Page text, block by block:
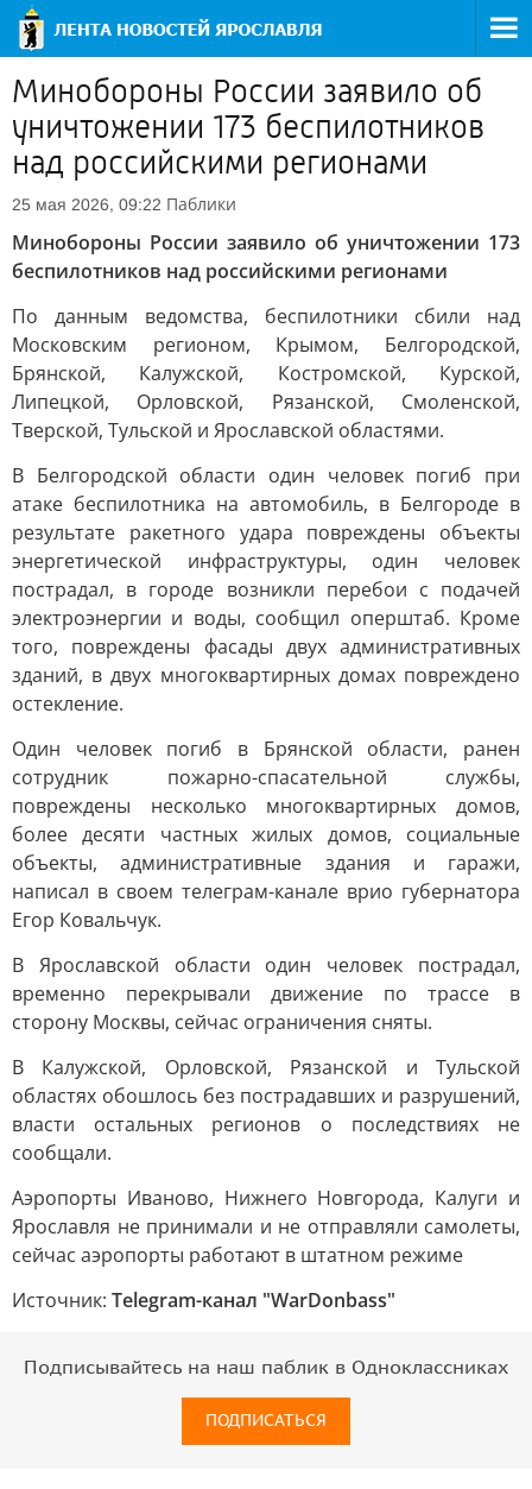
Минобороны России заявило об
уничтожении 173 беспилотников
над российскими регионами
25 мая 2026, 09:22 Паблики
Минобороны России заявило об уничтожении 173
беспилотников над российскими регионами
По данным ведомства, беспилотники сбили над
Московским регионом, Крымом, Белгородской,
Брянской, Калужской, Костромской, Курской,
Липецкой, Орловской, Рязанской, Смоленской,
Тверской, Тульской и Ярославской областями.
В Белгородской области один человек погиб при
атаке беспилотника на автомобиль, в Белгороде в
результате ракетного удара повреждены объекты
энергетической инфраструктуры, один человек
пострадал, в городе возникли перебои с подачей
электроэнергии и воды, сообщил оперштаб. Кроме
того, повреждены фасады двух административных
зданий, в двух многоквартирных домах повреждено
остекление.
Один человек погиб в Брянской области, ранен
сотрудник пожарно-спасательной службы,
повреждены несколько многоквартирных домов,
более десяти частных жилых домов, социальные
объекты, административные здания и гаражи,
написал в своем телеграм-канале врио губернатора
Егор Ковальчук.
В Ярославской области один человек пострадал,
временно перекрывали движение по трассе в
сторону Москвы, сейчас ограничения сняты.
В Калужской, Орловской, Рязанской и Тульской
областях обошлось без пострадавших и разрушений,
власти остальных регионов о последствиях не
сообщали.
Аэропорты Иваново, Нижнего Новгорода, Калуги и
Ярославля не принимали и не отправляли самолеты,
сейчас аэропорты работают в штатном режиме
Источник: Telegram-канал "WarDonbass"
Подписывайтесь на наш паблик в Одноклассниках
ПОДПИСАТЬСЯ